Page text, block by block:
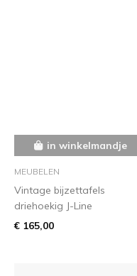
in winkelmandje
MEUBELEN
Vintage bijzettafels
driehoekig J-Line
€ 165,00